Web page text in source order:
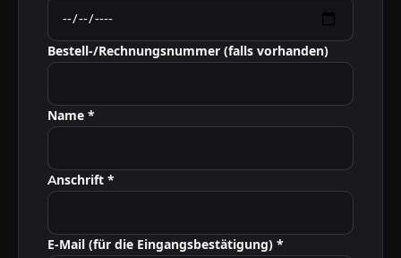
Bestell-/Rechnungsnummer (falls vorhanden)
Name *
Anschrift *
E-Mail (für die Eingangsbestätigung) *